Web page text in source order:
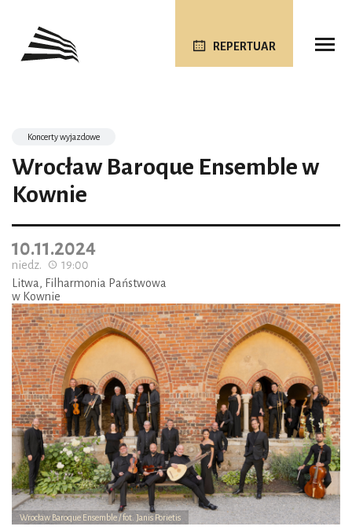
REPERTUAR
Wrocław Baroque Ensemble / fot. Janis Porietis
Koncerty wyjazdowe
Wrocław Baroque Ensemble w
Kownie
10.11.2024
niedz.
19:00
Litwa, Filharmonia Państwowa
w Kownie